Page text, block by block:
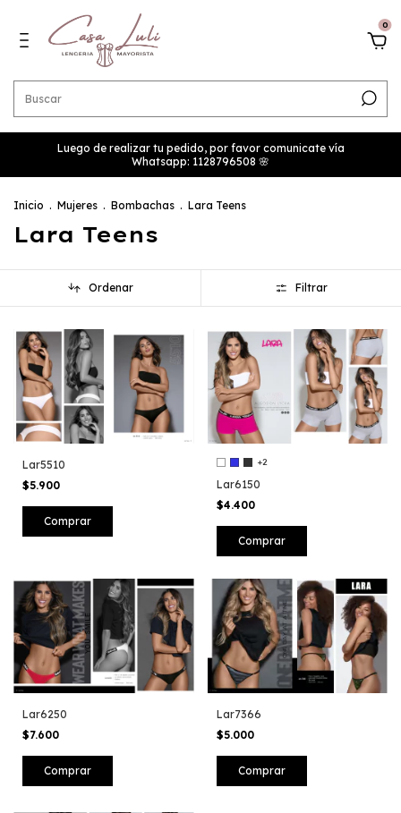
0
Luego de realizar tu pedido, por favor comunicate vía
Whatsapp: 1128796508 🌸
Inicio . Mujeres . Bombachas . Lara Teens
Lara Teens
Ordenar Filtrar
Lar5510
$5.900
+2
Lar6150
$4.400
Comprar
Lar6250
$7.600
Lar7366
$5.000